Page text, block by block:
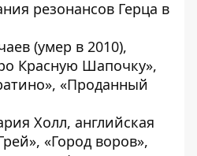
резонансов Герца в
(умер в 2010),
Красную Шапочку»,
«Проданный
Холл, английская
«Город воров»,